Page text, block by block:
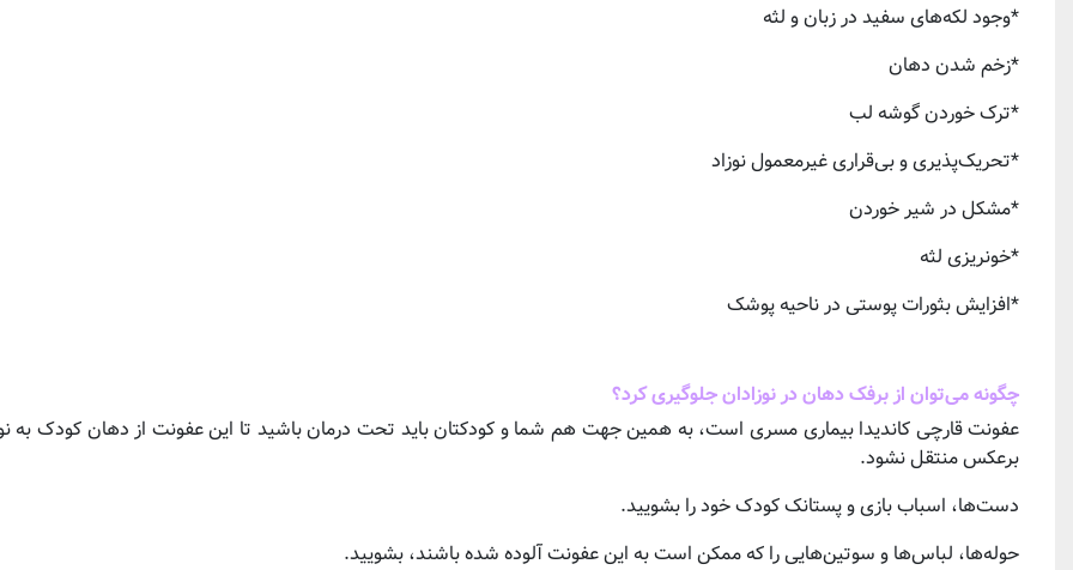
*وجود لکه‌های سفید در زبان و لثه
*زخم شدن دهان
*ترک خوردن گوشه لب
*تحریک‌پذیری و بی‌قراری غیرمعمول نوزاد
*مشکل در شیر خوردن
*خونریزی لثه
*افزایش بثورات پوستی در ناحیه پوشک
چگونه می‌توان از برفک دهان در نوزادان جلوگیری کرد؟
عفونت قارچی کاندیدا بیماری مسری است، به همین جهت هم شما و کودکتان باید تحت درمان باشید تا این عفونت از دهان کودک به
برعکس منتقل نشود.
دست‌ها، اسباب بازی و پستانک کودک خود را بشویید.
حوله‌ها، لباس‌ها و سوتین‌هایی را که ممکن است به این عفونت آلوده شده باشند، بشویید.